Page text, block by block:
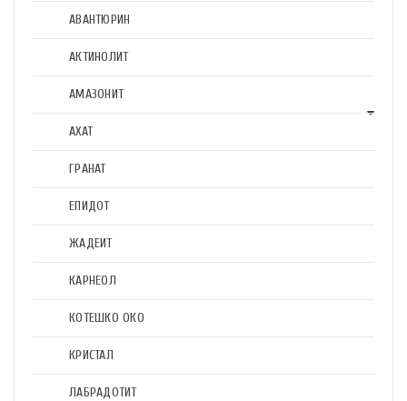
АВАНТЮРИН
АКТИНОЛИТ
АМАЗОНИТ
АХАТ
ГРАНАТ
ЕПИДОТ
ЖАДЕИТ
КАРНЕОЛ
КОТЕШКО ОКО
КРИСТАЛ
ЛАБРАДОТИТ